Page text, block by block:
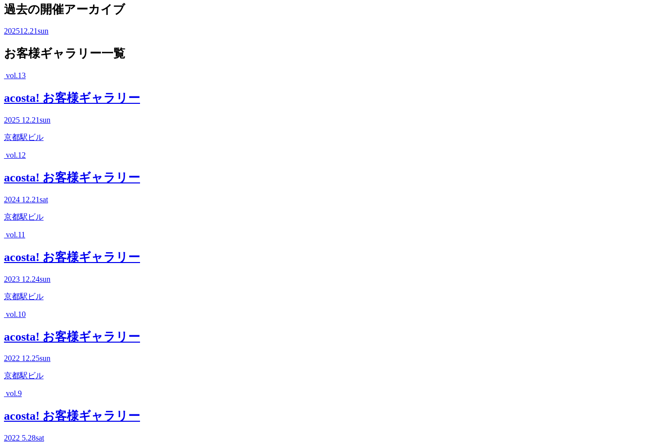
過去の開催アーカイブ
202512.21sun
お客様ギャラリー一覧
vol.13
acosta! お客様ギャラリー
2025 12.21sun
京都駅ビル
vol.12
acosta! お客様ギャラリー
2024 12.21sat
京都駅ビル
vol.11
acosta! お客様ギャラリー
2023 12.24sun
京都駅ビル
vol.10
acosta! お客様ギャラリー
2022 12.25sun
京都駅ビル
vol.9
acosta! お客様ギャラリー
2022 5.28sat